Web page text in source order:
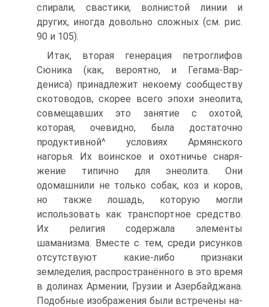
спирали, свастики, волнистой линии и
других, иногда довольно сложных (см. рис.
90 и 105).
Итак, вторая генерация петроглифов
Сюника (как, вероятно, и Гегама-Вар-
дениса) принадлежит некоему сообществу
скотоводов, скорее всего эпохи эне­олита,
совмещавших это занятие с охотой,
которая, очевидно, была достаточно
продуктивной^ условиях Армянского
нагорья. Их воинское и охотничье снаря­
жение типично для энеолита. Они
одомашнили не только собак, коз и коров,
но также лошадь, которую могли
использовать как транспортное средство.
Их ре­лигия содержала элементы
шаманизма. Вместе с тем, среди рисунков
отсутству­ют какие-либо признаки
земледелия, распространённого в это время
в долинах Армении, Грузии и Азербайджана.
Подобные изображения были встречены на­